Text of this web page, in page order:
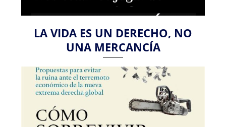
LA VIDA ES UN DERECHO, NO
UNA MERCANCÍA